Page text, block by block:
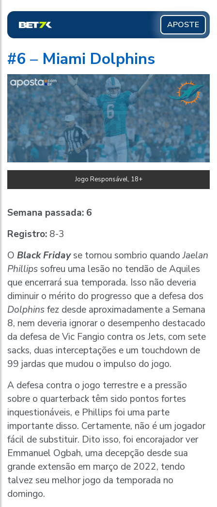
APOSTE
#6 – Miami Dolphins
Jogo Responsável, 18+
Semana passada: 6
Registro: 8-3
O Black Fridayse tornou sombrio quandoJaelan
Phillips sofreu uma lesão no tendão de Aquiles
que encerrará sua temporada. Isso não deveria
diminuir o mérito do progresso que a defesa dos
Dolphinsfez desde aproximadamente a Semana
8, nem deveria ignorar o desempenho destacado
da defesa de Vic Fangio contra os Jets, com sete
sacks, duas interceptações e um touchdown de
99 jardas que mudou o impulso do jogo.
A defesa contra o jogo terrestre e a pressão
sobre o quarterback têm sido pontos fortes
inquestionáveis, e Phillips foi uma parte
importante disso. Certamente, não é um jogador
fácil de substituir. Dito isso, foi encorajador ver
Emmanuel Ogbah, uma decepção desde sua
grande extensão em março de 2022, tendo
talvez seu melhor jogo da temporada no
domingo.